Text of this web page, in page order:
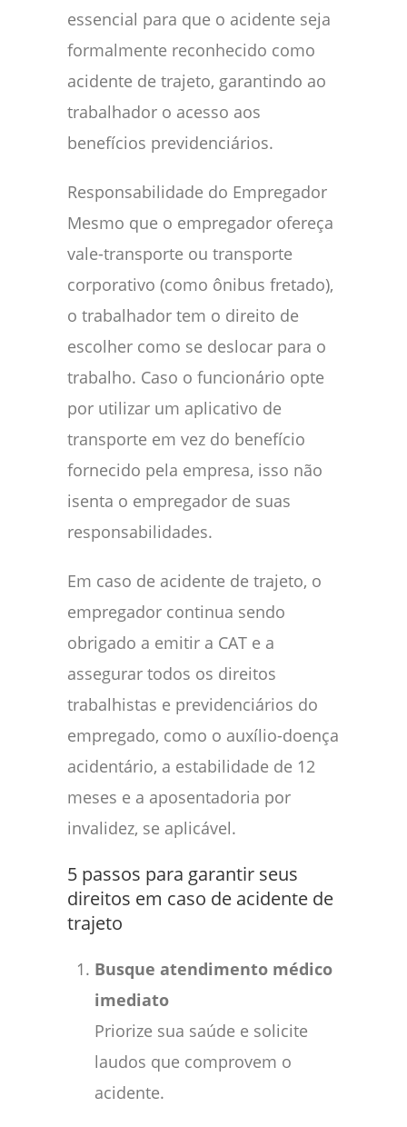
essencial para que o acidente seja
formalmente reconhecido como
acidente de trajeto, garantindo ao
trabalhador o acesso aos
benefícios previdenciários.
Responsabilidade do Empregador
Mesmo que o empregador ofereça
vale-transporte ou transporte
corporativo (como ônibus fretado),
o trabalhador tem o direito de
escolher como se deslocar para o
trabalho. Caso o funcionário opte
por utilizar um aplicativo de
transporte em vez do benefício
fornecido pela empresa, isso não
isenta o empregador de suas
responsabilidades.
Em caso de acidente de trajeto, o
empregador continua sendo
obrigado a emitir a CAT e a
assegurar todos os direitos
trabalhistas e previdenciários do
empregado, como o auxílio-doença
acidentário, a estabilidade de 12
meses e a aposentadoria por
invalidez, se aplicável.
5 passos para garantir seus
direitos em caso de acidente de
trajeto
Busque atendimento médico
imediato
Priorize sua saúde e solicite
laudos que comprovem o
acidente.